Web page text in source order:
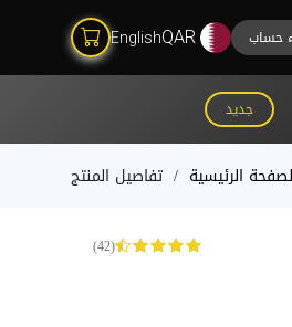
حساب QAR
English
جديد
الرئيسية تفاصيل المنتج
(42)